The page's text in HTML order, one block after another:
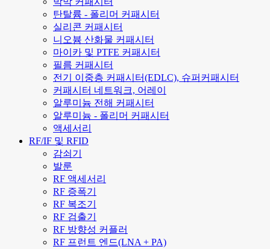
탄탈륨 - 폴리머 커패시터
실리콘 커패시터
니오븀 산화물 커패시터
마이카 및 PTFE 커패시터
필름 커패시터
전기 이중층 커패시터(EDLC), 슈퍼커패시터
커패시터 네트워크, 어레이
알루미늄 전해 커패시터
알루미늄 - 폴리머 커패시터
액세서리
RF/IF 및 RFID
감쇠기
발룬
RF 액세서리
RF 증폭기
RF 복조기
RF 검출기
RF 방향성 커플러
RF 프런트 엔드(LNA + PA)